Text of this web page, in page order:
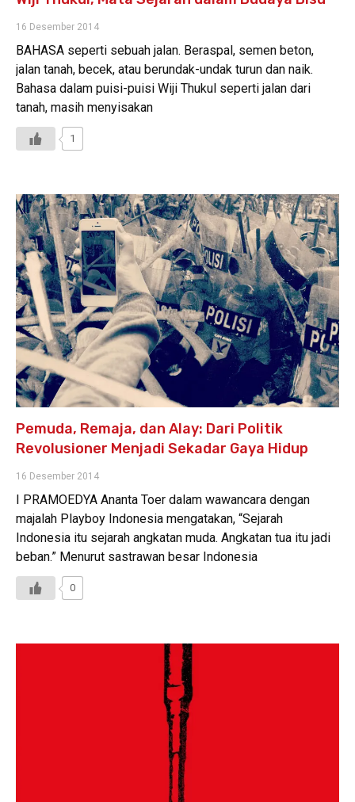
16 Desember 2014
BAHASA seperti sebuah jalan. Beraspal, semen beton,
jalan tanah, becek, atau berundak-undak turun dan naik.
Bahasa dalam puisi-puisi Wiji Thukul seperti jalan dari
tanah, masih menyisakan
1
Pemuda, Remaja, dan Alay: Dari Politik
Revolusioner Menjadi Sekadar Gaya Hidup
16 Desember 2014
I PRAMOEDYA Ananta Toer dalam wawancara dengan
majalah Playboy Indonesia mengatakan, “Sejarah
Indonesia itu sejarah angkatan muda. Angkatan tua itu jadi
beban.” Menurut sastrawan besar Indonesia
0